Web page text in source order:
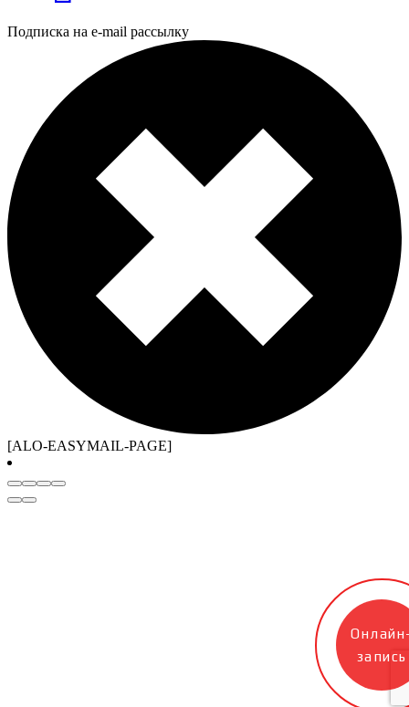
Подписка на e-mail рассылку
[ALO-EASYMAIL-PAGE]
запись